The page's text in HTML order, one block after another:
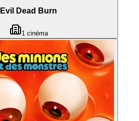
Evil Dead Burn
1 cinéma